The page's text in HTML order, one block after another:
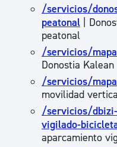
/servicios/
peatonal |
peatonal
/servicios/
Donostia Kalean
/servicios/
movilidad
/servicios/
vigilado-
aparcamiento